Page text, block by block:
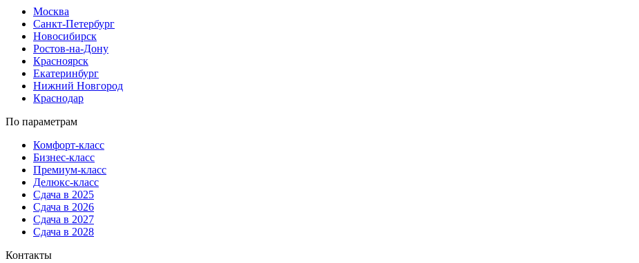
Москва
Санкт-Петербург
Новосибирск
Ростов-на-Дону
Красноярск
Екатеринбург
Нижний Новгород
Краснодар
По параметрам
Комфорт-класс
Бизнес-класс
Премиум-класс
Делюкс-класс
Сдача в 2025
Сдача в 2026
Сдача в 2027
Сдача в 2028
Контакты